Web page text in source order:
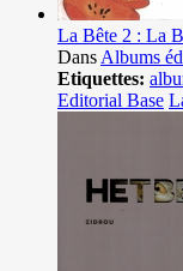
La Bête 2 : La
Dans Albums
Etiquettes:
Editorial Base